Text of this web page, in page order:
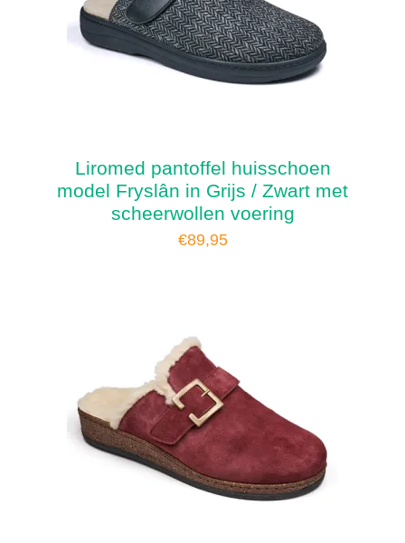
Liromed pantoffel huisschoen
model Fryslân in Grijs / Zwart met
scheerwollen voering
€89,95